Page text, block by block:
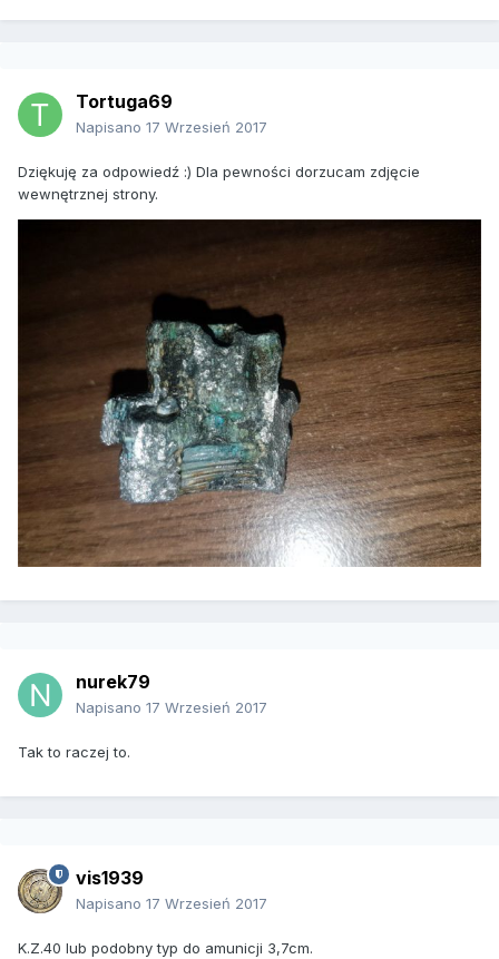
Tortuga69
Napisano 17 Wrzesień 2017
Dziękuję za odpowiedź :) Dla pewności dorzucam zdjęcie
wewnętrznej strony.
nurek79
Napisano 17 Wrzesień 2017
Tak to raczej to.
vis1939
Napisano 17 Wrzesień 2017
K.Z.40 lub podobny typ do amunicji 3,7cm.